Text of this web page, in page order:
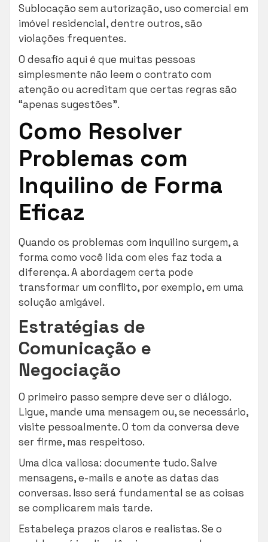
Sublocação sem autorização, uso comercial em
imóvel residencial, dentre outros, são
violações frequentes.
O desafio aqui é que muitas pessoas
simplesmente não leem o contrato com
atenção ou acreditam que certas regras são
“apenas sugestões”.
Como Resolver
Problemas com
Inquilino de Forma
Eficaz
Quando os problemas com inquilino surgem, a
forma como você lida com eles faz toda a
diferença. A abordagem certa pode
transformar um conflito, por exemplo, em uma
solução amigável.
Estratégias de
Comunicação e
Negociação
O primeiro passo sempre deve ser o diálogo.
Ligue, mande uma mensagem ou, se necessário,
visite pessoalmente. O tom da conversa deve
ser firme, mas respeitoso.
Uma dica valiosa: documente tudo. Salve
mensagens, e-mails e anote as datas das
conversas. Isso será fundamental se as coisas
se complicarem mais tarde.
Estabeleça prazos claros e realistas. Se o